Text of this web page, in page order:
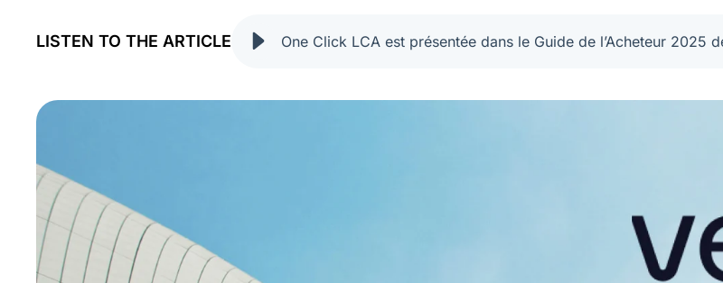
LISTEN TO THE ARTICLE One Click LCA est présentée dans le Guide de l’Acheteur 2025